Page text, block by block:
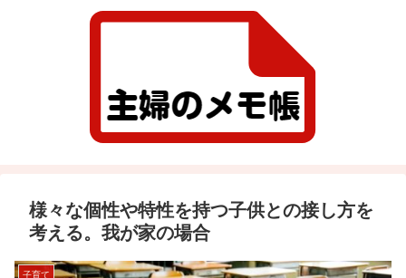
様々な個性や特性を持つ子供との接し方を
考える。我が家の場合
子育て